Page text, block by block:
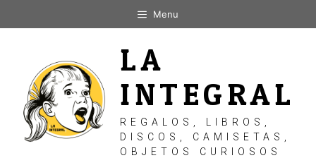
al
Menu
LA
INTEGRAL
REGALOS, LIBROS,
DISCOS, CAMISETAS,
OBJETOS CURIOSOS